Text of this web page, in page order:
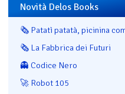
Novità Delos Books
🗞️ Patatì patatà, picinina
🗞️ La Fabbrica dei Futuri
👻 Codice Nero
🚀 Robot 105